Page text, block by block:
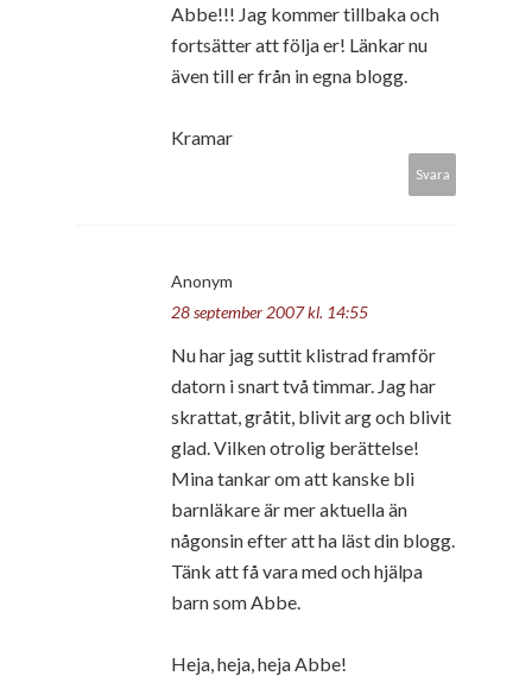
Abbe!!! Jag kommer tillbaka och
fortsätter att följa er! Länkar nu
även till er från in egna blogg.
Kramar
Svara
Anonym
28 september 2007 kl. 14:55
Nu har jag suttit klistrad framför
datorn i snart två timmar. Jag har
skrattat, gråtit, blivit arg och blivit
glad. Vilken otrolig berättelse!
Mina tankar om att kanske bli
barnläkare är mer aktuella än
någonsin efter att ha läst din blogg.
Tänk att få vara med och hjälpa
barn som Abbe.
Heja, heja, heja Abbe!